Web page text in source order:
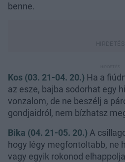
benne.
Kos (03. 21-04. 20.) Ha a
az esze, bajba sodorhat egy
vonzalom, de ne beszélj a
gondjaidról, nem bízhatsz
Bika (04. 21-05. 20.) A
hogy légy megfontoltabb, ne
vagy egyik rokonod